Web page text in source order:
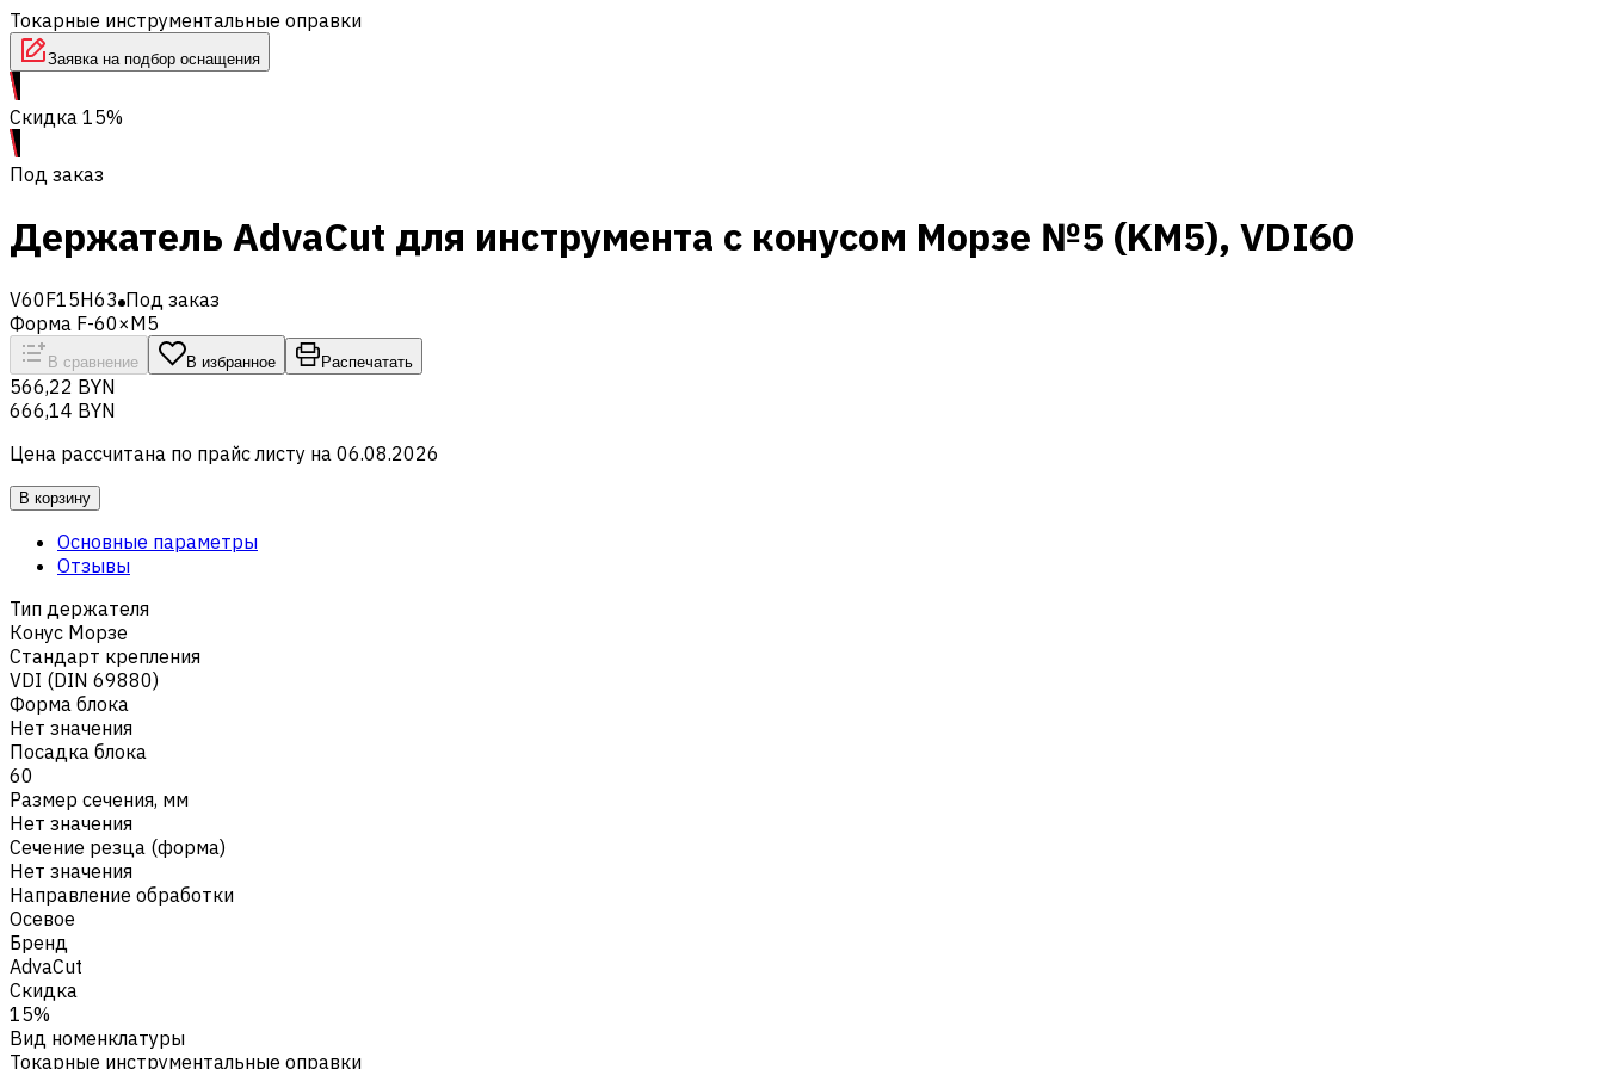
Токарные инструментальные оправки
Заявка на подбор оснащения
Скидка 15%
Под заказ
Держатель AdvaCut для инструмента с конусом Морзе №5 (KM5), VDI60
V60F15H63 Под заказ
Форма F-60×M5
В сравнение В избранное Распечатать
566,22 BYN
666,14 BYN
Цена рассчитана по прайс листу на 06.08.2026
В корзину
Основные параметры
Отзывы
Тип держателя
Конус Морзе
Стандарт крепления
VDI (DIN 69880)
Форма блока
Нет значения
Посадка блока
60
Размер сечения, мм
Нет значения
Сечение резца (форма)
Нет значения
Направление обработки
Осевое
Бренд
AdvaCut
Скидка
15%
Вид номенклатуры
Токарные инструментальные оправки